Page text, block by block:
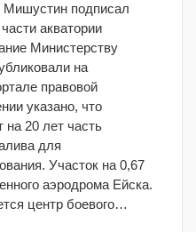
подписал
акватории
Министерству
на
правовой
указано, что
на 20 лет часть
для
Участок на 0,67
аэродрома Ейска.
центр боевого…